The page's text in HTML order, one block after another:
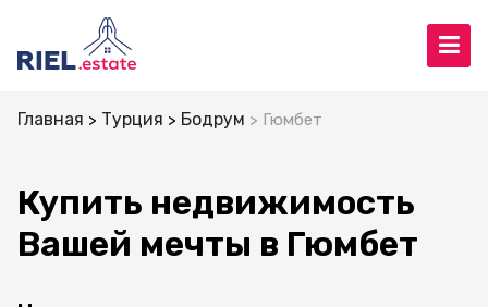
Главная Турция Бодрум Гюмбет
Купить недвижимость
Вашей мечты в Гюмбет